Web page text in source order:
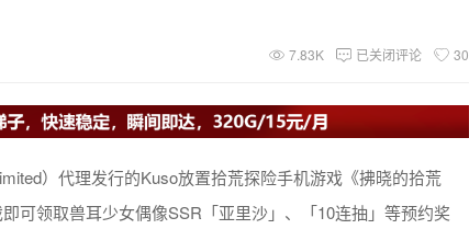
7.83K 已关闭评论 30
）代理发行的Kuso放置拾荒探险手机游戏《拂晓的拾荒
可领取兽耳少女偶像SSR「亚里沙」、「10连抽」等预约奖